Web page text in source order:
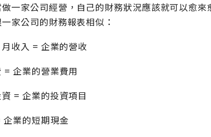
一家公司經營，自己的財務狀況應該就可以愈
家公司的財務報表相似：
收入 = 企業的營收
= 企業的營業費用
= 企業的投資項目
業的短期現金